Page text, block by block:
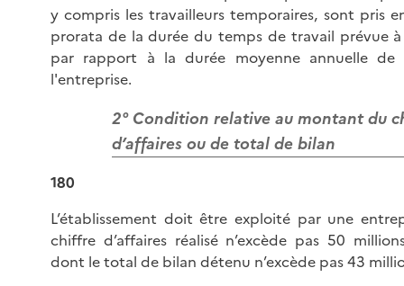
y compris les travailleurs temporaires, sont pris
prorata de la durée du temps de travail prévue
par rapport à la durée moyenne annuelle de
l'entreprise.
2° Condition relative au montant du
d’affaires ou de total de bilan
180
L’établissement doit être exploité par une
chiffre d’affaires réalisé n’excède pas 50
dont le total de bilan détenu n’excède pas 43